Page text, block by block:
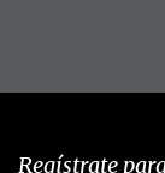
Regístrate